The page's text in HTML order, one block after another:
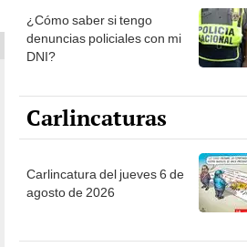
la ONPE
¿Cómo saber si tengo
denuncias policiales con mi
DNI?
Carlincaturas
Carlincatura del jueves 6 de
agosto de 2026